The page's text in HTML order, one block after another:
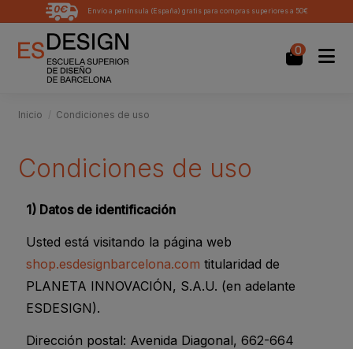
Envío a península (España) gratis para compras superiores a 50€
0
Inicio Condiciones de uso
Condiciones de uso
1) Datos de identificación
Usted está visitando la página web
shop.esdesignbarcelona.com titularidad de
PLANETA INNOVACIÓN, S.A.U. (en adelante
ESDESIGN).
Dirección postal: Avenida Diagonal, 662-664